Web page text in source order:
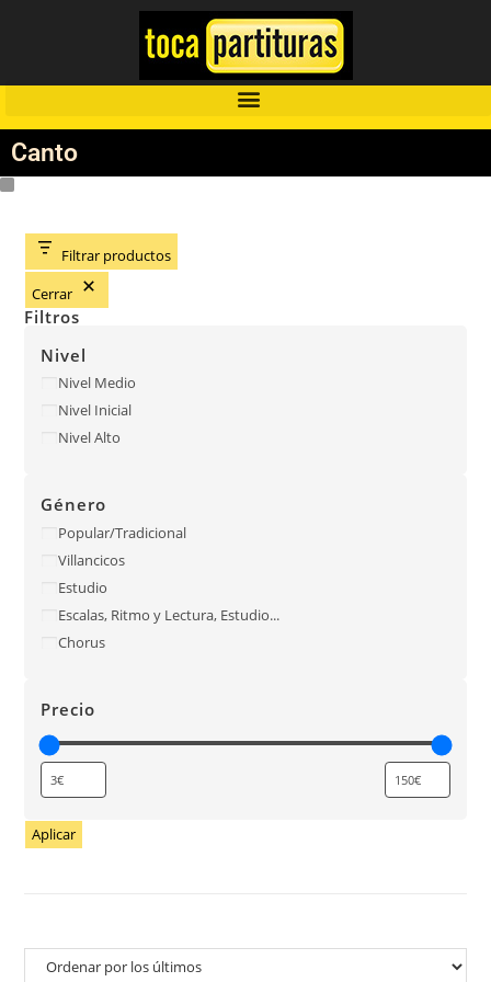
Canto
Filtrar productos
Cerrar
Filtros
Nivel
Nivel Medio
Nivel Inicial
Nivel Alto
Género
Popular/Tradicional
Villancicos
Estudio
Escalas, Ritmo y Lectura, Estudio...
Chorus
Precio
Aplicar